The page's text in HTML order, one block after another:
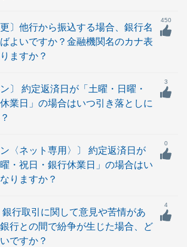
更〕他行から振込する場合、銀行名
よいですか？金融機関名のカナ表
ますか？
450
ン〕 約定返済日が「土曜・日曜・
業日」の場合はいつ引き落としに
3
ン〈ネット専用〉〕 約定返済日が
曜・祝日・銀行休業日」の場合はい
りますか？
0
銀行取引に関して意見や苦情があ
行との間で紛争が生じた場合、ど
ですか？
4